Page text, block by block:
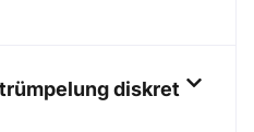
diskret